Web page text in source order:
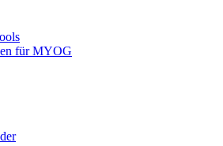
für MYOG